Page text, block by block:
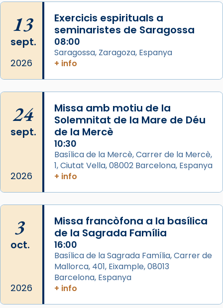
Josep Omella, ha presidit la missa i l’ha
concelebrat el bisbe auxiliar de Barcelona,
Mons. David Abadías.
📸 Dr. G. Simón
Arquebisbat de Barcelona
2 weeks ago
Memòria de les santes Juliana i
Semproniana, verges i màrtirs.
Acompanyant la història de sant Cugat, a
partir de l’Edat Mitjana sorgeix la tradició
que les santes Juliana (“relatiu a Júlia”) i
Semproniana (“relatiu a Semprònia =
eterna”) són deixebles seves. I l’any 1667, el
frare Joan Gaspar Roig, afirma en una obra
que les santes són filles de l’antiga Iluro.
Mataró en reivindicarà les relíq
Foto
13
sept.
2026
Exercicis espirituals a
seminaristes de Saragossa
08:00
Saragossa, Zaragoza, Espanya
+ info
24
sept.
2026
Missa amb motiu de la
Solemnitat de la Mare de Déu
de la Mercè
10:30
Basílica de la Mercè, Carrer de la Mercè,
1, Ciutat Vella, 08002 Barcelona, Espanya
+ info
3
oct.
2026
Missa francòfona a la basílica
de la Sagrada Família
16:00
Basílica de la Sagrada Família, Carrer de
Mallorca, 401, Eixample, 08013
Barcelona, Espanya
+ info